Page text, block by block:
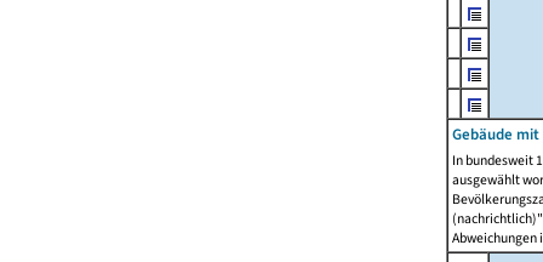
Gebäude
In bundesweit
ausgewählt
Abweichungen